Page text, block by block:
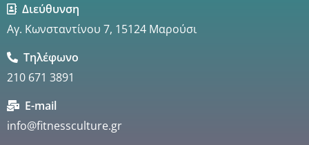
Διεύθυνση
Αγ. Κωνσταντίνου 7, 15124 Μαρούσι
Τηλέφωνο
210 671 3891
E-mail
info@fitnessculture.gr